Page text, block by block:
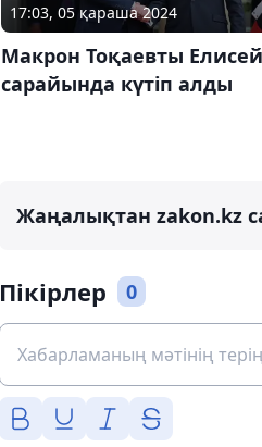
17:03, 05 қараша 2024
Макрон Тоқаевты Елисей
сарайында күтіп алды
Жаңалықтан zakon.kz
Пікірлер 0